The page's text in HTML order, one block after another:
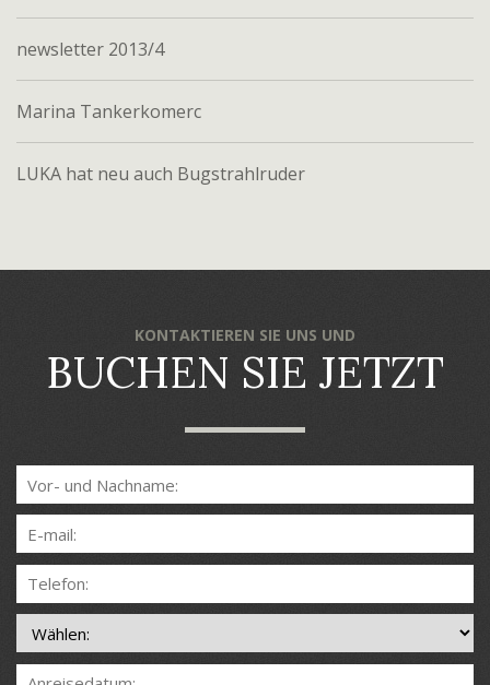
newsletter 2013/4
Marina Tankerkomerc
LUKA hat neu auch Bugstrahlruder
KONTAKTIEREN SIE UNS UND
BUCHEN SIE JETZT